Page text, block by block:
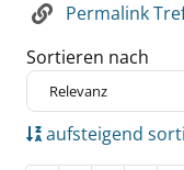
Permalink
Sortieren nach
aufsteigend